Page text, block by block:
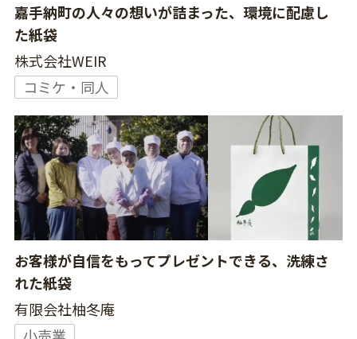
嘉手納町の人々の想いが詰まった、環境に配慮し
た紙袋
株式会社WEIR
コミケ・同人
お客様が自信をもってプレゼントできる、洗練さ
れた紙袋
有限会社柚冬庵
小売業